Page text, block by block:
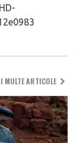
MULTE ARTICOLE